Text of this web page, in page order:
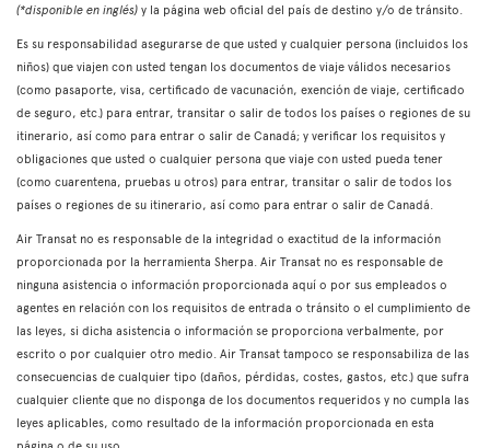
(*disponible en inglés) y la página web oficial del país de destino y/o de tránsito.
Es su responsabilidad asegurarse de que usted y cualquier persona (incluidos los
niños) que viajen con usted tengan los documentos de viaje válidos necesarios
(como pasaporte, visa, certificado de vacunación, exención de viaje, certificado
de seguro, etc.) para entrar, transitar o salir de todos los países o regiones de su
itinerario, así como para entrar o salir de Canadá; y verificar los requisitos y
obligaciones que usted o cualquier persona que viaje con usted pueda tener
(como cuarentena, pruebas u otros) para entrar, transitar o salir de todos los
países o regiones de su itinerario, así como para entrar o salir de Canadá.
Air Transat no es responsable de la integridad o exactitud de la información
proporcionada por la herramienta Sherpa. Air Transat no es responsable de
ninguna asistencia o información proporcionada aquí o por sus empleados o
agentes en relación con los requisitos de entrada o tránsito o el cumplimiento de
las leyes, si dicha asistencia o información se proporciona verbalmente, por
escrito o por cualquier otro medio. Air Transat tampoco se responsabiliza de las
consecuencias de cualquier tipo (daños, pérdidas, costes, gastos, etc.) que sufra
cualquier cliente que no disponga de los documentos requeridos y no cumpla las
leyes aplicables, como resultado de la información proporcionada en esta